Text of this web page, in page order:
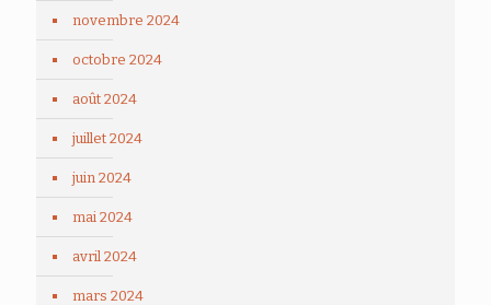
novembre 2024
octobre 2024
août 2024
juillet 2024
juin 2024
mai 2024
avril 2024
mars 2024